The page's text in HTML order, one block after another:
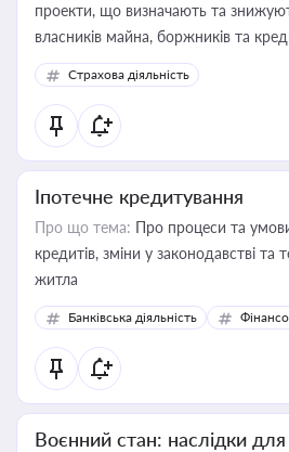
проекти, що визначають та
власників майна, боржників та
Страхова діяльність
Іпотечне кредитування
Про що тема: Про процеси та
кредитів, зміни у законодавстві та
житла
Банківська діяльність
Воєнний стан: наслідки для